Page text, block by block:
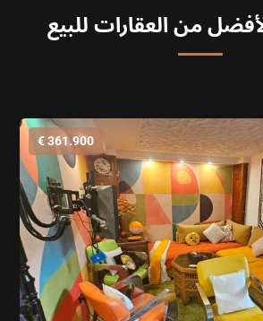
من العقارات للبيع
361.900 €